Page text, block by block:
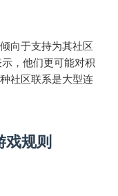
向于支持为其社区
示，他们更可能对积
社区联系是大型连
戏规则